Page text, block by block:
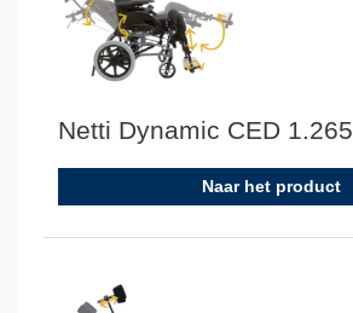
Netti Dynamic CED 1.265
Naar het product